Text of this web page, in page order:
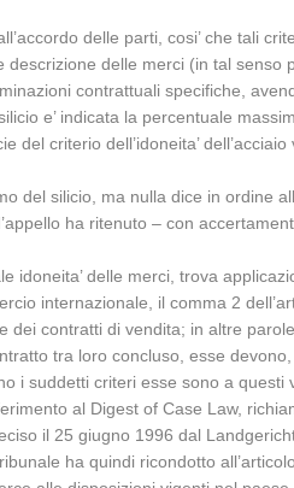
delle parti, cosi’ che tali
delle merci (in tal senso
contrattuali specifiche,
e’ indicata la percentuale
criterio dell’idoneita’
del silicio, ma nulla dice in ordine
ha ritenuto – con
delle merci, trova
internazionale, il comma 2
contratti di vendita; in altre
tra loro concluso, esse
suddetti criteri esse sono a
al Digest of Case Law,
il 25 giugno 1996 dal
ha quindi ricondotto